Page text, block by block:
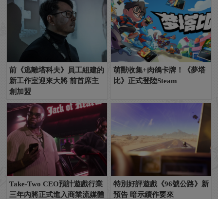
前《逃離塔科夫》員工組建的
新工作室迎來大將 前首席主
創加盟
萌獸收集+肉鴿卡牌！《夢塔
比》正式登陸Steam
Take-Two CEO預計遊戲行業
三年內將正式進入商業流媒體
特別好評遊戲《96號公路》新
預告 暗示續作要來